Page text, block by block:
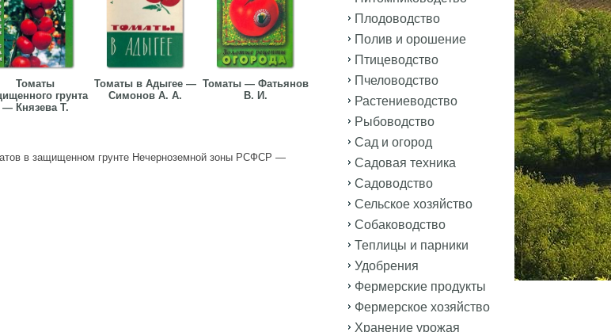
Томаты
грунта
— Князева Т.
Томаты в Адыгее —
Симонов А. А.
Томаты — Фатьянов
В. И.
в защищенном грунте Нечерноземной зоны РСФСР —
Плодоводство
Полив и орошение
Птицеводство
Пчеловодство
Растениеводство
Рыбоводство
Сад и огород
Садовая техника
Садоводство
Сельское хозяйство
Собаководство
Теплицы и парники
Удобрения
Фермерские продукты
Фермерское хозяйство
Хранение урожая